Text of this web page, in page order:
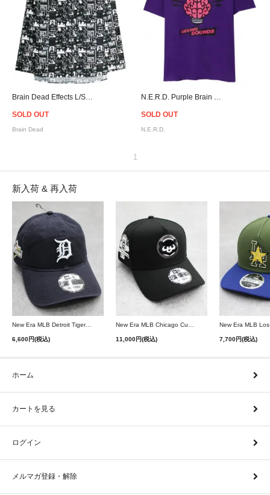
SOLD OUT
Brain Dead
SOLD OUT
N.E.R.D.
1
新入荷 & 再入荷
New Era MLB Detroit Tigers Postseason 9Twenty Strapback Cap - Navy
6,600円(税込) 11,000円(税込) 7,700円(税込)
ホーム
カートを見る
ログイン
メルマガ登録・解除